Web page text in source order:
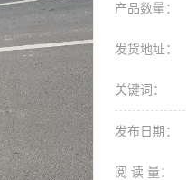
产品数量：
发货地址：
关键词：
发布日期：
阅 读 量：